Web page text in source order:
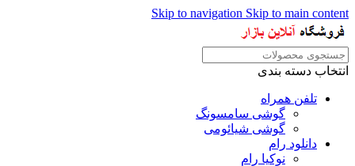
Skip to navigation Skip to main content
انتخاب دسته بندی
تلفن همراه
گوشی سامسونگ
گوشی شیائومی
دانلود رام
نوکیا رام